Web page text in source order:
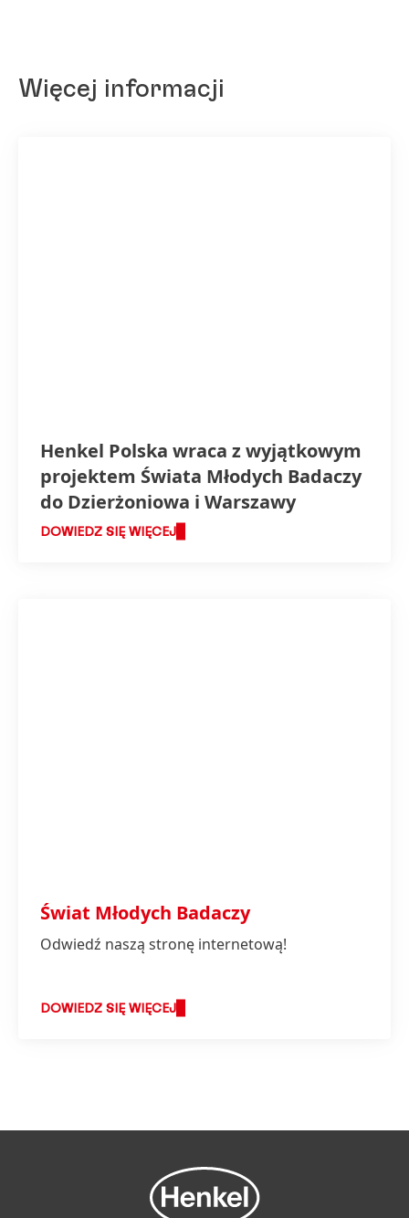
Więcej informacji
Henkel Polska wraca z wyjątkowym
projektem Świata Młodych Badaczy
do Dzierżoniowa i Warszawy
DOWIEDZ SIĘ WIĘCEJ
Świat Młodych Badaczy
Odwiedź naszą stronę internetową!
DOWIEDZ SIĘ WIĘCEJ